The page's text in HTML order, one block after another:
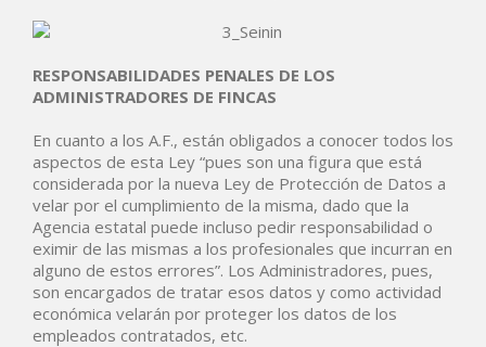
RESPONSABILIDADES PENALES DE LOS
ADMINISTRADORES DE FINCAS
En cuanto a los A.F., están obligados a conocer todos los
aspectos de esta Ley “pues son una figura que está
considerada por la nueva Ley de Protección de Datos a
velar por el cumplimiento de la misma, dado que la
Agencia estatal puede incluso pedir responsabilidad o
eximir de las mismas a los profesionales que incurran en
alguno de estos errores”. Los Administradores, pues,
son encargados de tratar esos datos y como actividad
económica velarán por proteger los datos de los
empleados contratados, etc.